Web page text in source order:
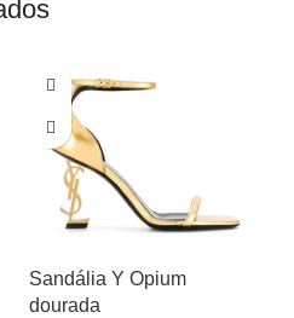
Sandália Y Opium
dourada